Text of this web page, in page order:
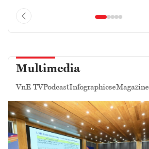
Multimedia
VnE TVPodcastInfographicseMagazine